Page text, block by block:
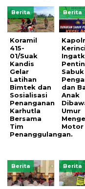
Berita
Koramil
415-
01/Suak
Kandis
Gelar
Latihan
Bimtek dan
Sosialisasi
Penanganan
Karhutla
Bersama
Tim
Penanggulangan.
Berita
Kerinci
Sabuk
dan
Anak
Umur
Motor
Berita Berita